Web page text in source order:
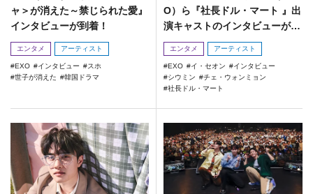
ャ＞が消えた～禁じられた愛』
インタビューが到着！
エンタメ アーティスト
EXO インタビュー
スホ
世子が消えた
韓国ドラマ
O）ら『社長ドル・マート 』出
演キャストのインタビューが到
着！
エンタメ アーティスト
EXO イ・セオン
インタビュー
シウミン
チェ・ウォンミョン
社長ドル・マート